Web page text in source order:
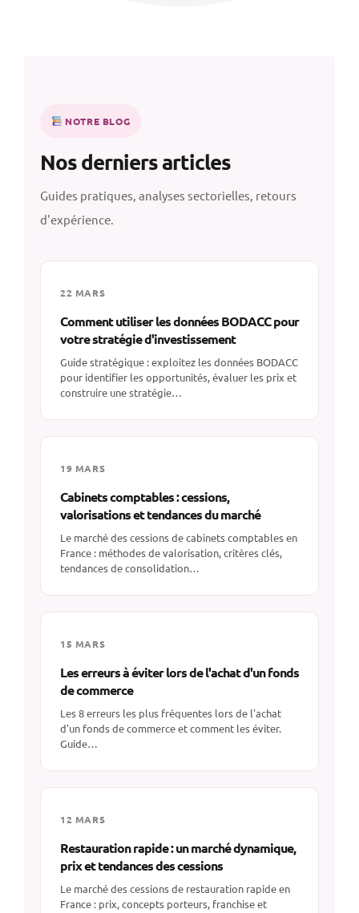
NOTRE BLOG
Nos derniers articles
Guides pratiques, analyses sectorielles, retours
d'expérience.
22 MARS
Comment utiliser les données BODACC pour
votre stratégie d'investissement
Guide stratégique : exploitez les données BODACC
pour identifier les opportunités, évaluer les prix et
construire une stratégie…
19 MARS
Cabinets comptables : cessions,
valorisations et tendances du marché
Le marché des cessions de cabinets comptables en
France : méthodes de valorisation, critères clés,
tendances de consolidation…
15 MARS
Les erreurs à éviter lors de l'achat d'un fonds
de commerce
Les 8 erreurs les plus fréquentes lors de l'achat
d'un fonds de commerce et comment les éviter.
Guide…
12 MARS
Restauration rapide : un marché dynamique,
prix et tendances des cessions
Le marché des cessions de restauration rapide en
France : prix, concepts porteurs, franchise et